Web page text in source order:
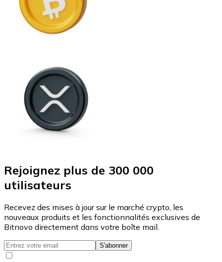
Rejoignez plus de 300 000
utilisateurs
Recevez des mises à jour sur le marché crypto, les
nouveaux produits et les fonctionnalités exclusives de
Bitnovo directement dans votre boîte mail.
S'abonner